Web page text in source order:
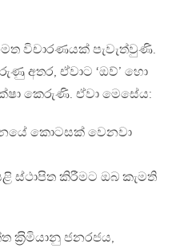
විචාරණයක් පැවැත්වුණි.
අතර, ඒවාට ‘ඔව්’ හො
කෙරුණි. ඒවා මෙසේය:
කොටසක් වෙනවා
ස්ථාපිත කිරීමට ඔබ කැමති
ක‍්‍රිමියානු ජනරජය,